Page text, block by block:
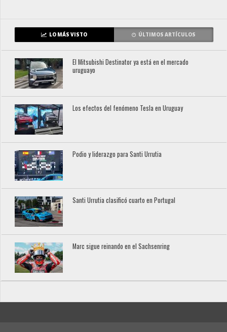
LO MÁS VISTO ÚLTIMOS ARTÍCULOS
El Mitsubishi Destinator ya está en el mercado
uruguayo
Los efectos del fenómeno Tesla en Uruguay
Podio y liderazgo para Santi Urrutia
Santi Urrutia clasificó cuarto en Portugal
Marc sigue reinando en el Sachsenring